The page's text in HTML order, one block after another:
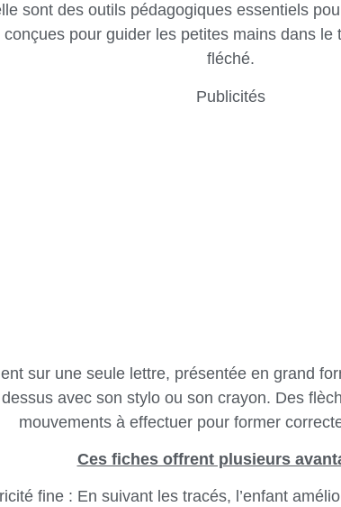
sont des outils pédagogiques essentiels
conçues pour guider les petites mains dans
fléché.
Publicités
sur une seule lettre, présentée en grand
avec son stylo ou son crayon. Des
mouvements à effectuer pour former
Ces fiches offrent plusieurs
fine : En suivant les tracés, l’enfant